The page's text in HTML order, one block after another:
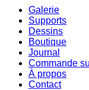
Galerie
Supports
Dessins
Boutique
Journal
Commande
À propos
Contact